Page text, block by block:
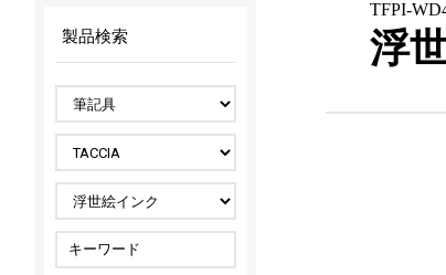
スマートフォン・
タブレット関連
防災・
セキュリティ用品
オーダー手帳・ノベルティ制作
ドキュメントスキャニングサービス
導入事例
IR情報
サステナビリティ
TFPI-
浮
製品検索